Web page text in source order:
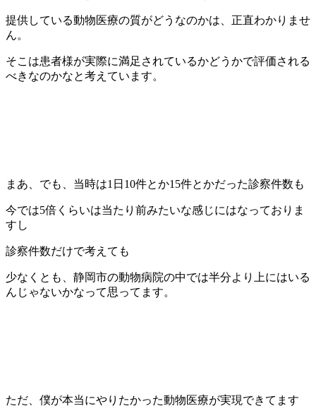
提供している動物医療の質がどうなのかは、正直わかりませ
ん。
そこは患者様が実際に満足されているかどうかで評価される
べきなのかなと考えています。
まあ、でも、当時は1日10件とか15件とかだった診察件数も
今では5倍くらいは当たり前みたいな感じにはなっておりま
すし
診察件数だけで考えても
少なくとも、静岡市の動物病院の中では半分より上にはいる
んじゃないかなって思ってます。
ただ、僕が本当にやりたかった動物医療が実現できてます